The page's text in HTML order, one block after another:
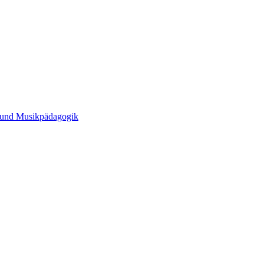
Musikpädagogik